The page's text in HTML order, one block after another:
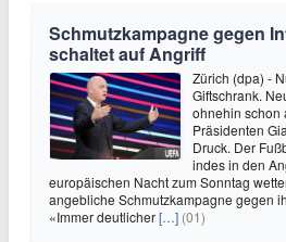
Schmutzkampagne gegen
schaltet auf Angriff
Zürich (dpa) -
Giftschrank.
ohnehin schon
Präsidenten
Druck. Der
indes in den
europäischen Nacht zum Sonntag
angebliche Schmutzkampagne gegen
«Immer deutlicher[…] (01)